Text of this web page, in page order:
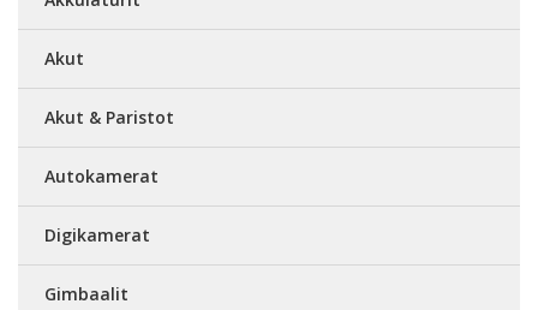
Akut
Akut & Paristot
Autokamerat
Digikamerat
Gimbaalit